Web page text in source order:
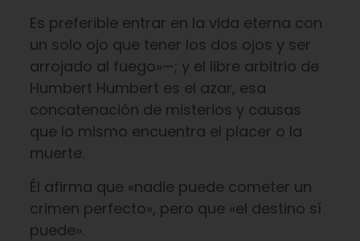
Es preferible entrar en la vida eterna con
un solo ojo que tener los dos ojos y ser
arrojado al fuego»—; y el libre arbitrio de
Humbert Humbert es el azar, esa
concatenación de misterios y causas
que lo mismo encuentra el placer o la
muerte.
Él afirma que «nadie puede cometer un
crimen perfecto», pero que «el destino sí
puede».